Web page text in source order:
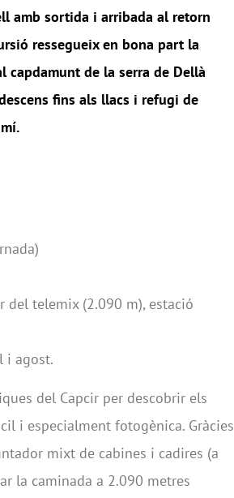
amb sortida i arribada al retorn
ressegueix en bona part la
capdamunt de la serra de Dellà
fins als llacs i refugi de
del telemix (2.090 m), estació
i agost.
del Capcir per descobrir els
i especialment fotogènica. Gràcies
mixt de cabines i cadires (a
la caminada a 2.090 metres